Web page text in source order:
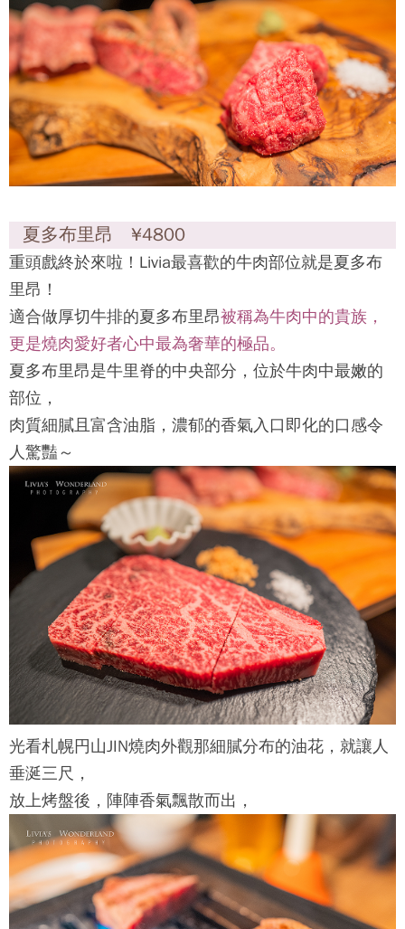
夏多布里昂 ¥4800
重頭戲終於來啦！Livia最喜歡的牛肉部位就是夏多布
里昂！
適合做厚切牛排的夏多布里昂被稱為牛肉中的貴族，
更是燒肉愛好者心中最為奢華的極品。
夏多布里昂是牛里脊的中央部分，位於牛肉中最嫩的
部位，
肉質細膩且富含油脂，濃郁的香氣入口即化的口感令
人驚豔～
光看札幌円山JIN燒肉外觀那細膩分布的油花，就讓人
垂涎三尺，
放上烤盤後，陣陣香氣飄散而出，